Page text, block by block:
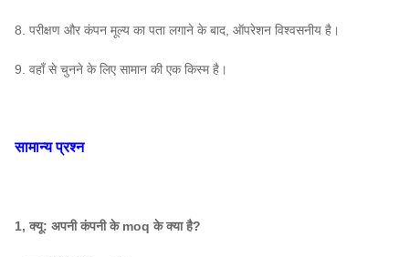
8. परीक्षण और कंपन मूल्य का पता लगाने के बाद, ऑपरेशन विश्वसनीय है।
9. वहाँ से चुनने के लिए सामान की एक किस्म है।
सामान्य प्रश्न
1, क्यू: अपनी कंपनी के moq के क्या है?